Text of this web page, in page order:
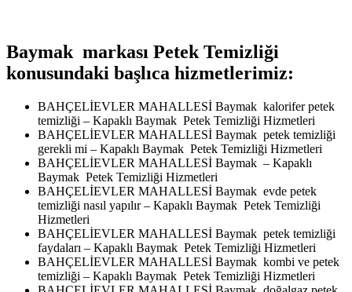
Baymak markası Petek Temizliği
konusundaki başlıca hizmetlerimiz:
BAHÇELİEVLER MAHALLESİ Baymak kalorifer petek
temizliği – Kapaklı Baymak Petek Temizliği Hizmetleri
BAHÇELİEVLER MAHALLESİ Baymak petek temizliği
gerekli mi – Kapaklı Baymak Petek Temizliği Hizmetleri
BAHÇELİEVLER MAHALLESİ Baymak – Kapaklı
Baymak Petek Temizliği Hizmetleri
BAHÇELİEVLER MAHALLESİ Baymak evde petek
temizliği nasıl yapılır – Kapaklı Baymak Petek Temizliği
Hizmetleri
BAHÇELİEVLER MAHALLESİ Baymak petek temizliği
faydaları – Kapaklı Baymak Petek Temizliği Hizmetleri
BAHÇELİEVLER MAHALLESİ Baymak kombi ve petek
temizliği – Kapaklı Baymak Petek Temizliği Hizmetleri